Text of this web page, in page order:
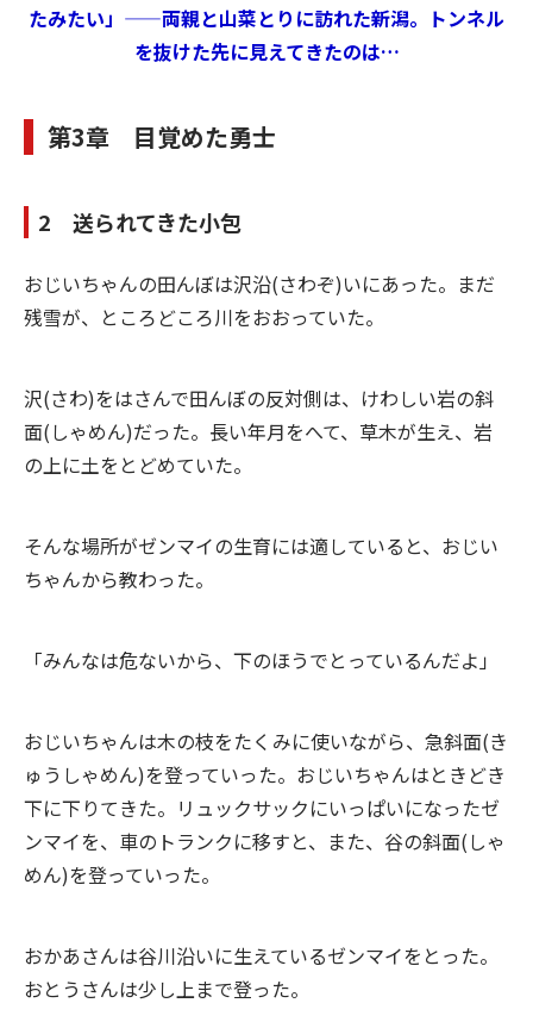
たみたい」——両親と山菜とりに訪れた新潟。トンネル
を抜けた先に見えてきたのは…
第3章 目覚めた勇士
2 送られてきた小包
おじいちゃんの田んぼは沢沿(さわぞ)いにあった。まだ
残雪が、ところどころ川をおおっていた。
沢(さわ)をはさんで田んぼの反対側は、けわしい岩の斜
面(しゃめん)だった。長い年月をへて、草木が生え、岩
の上に土をとどめていた。
そんな場所がゼンマイの生育には適していると、おじい
ちゃんから教わった。
「みんなは危ないから、下のほうでとっているんだよ」
おじいちゃんは木の枝をたくみに使いながら、急斜面(き
ゅうしゃめん)を登っていった。おじいちゃんはときどき
下に下りてきた。リュックサックにいっぱいになったゼ
ンマイを、車のトランクに移すと、また、谷の斜面(しゃ
めん)を登っていった。
おかあさんは谷川沿いに生えているゼンマイをとった。
おとうさんは少し上まで登った。